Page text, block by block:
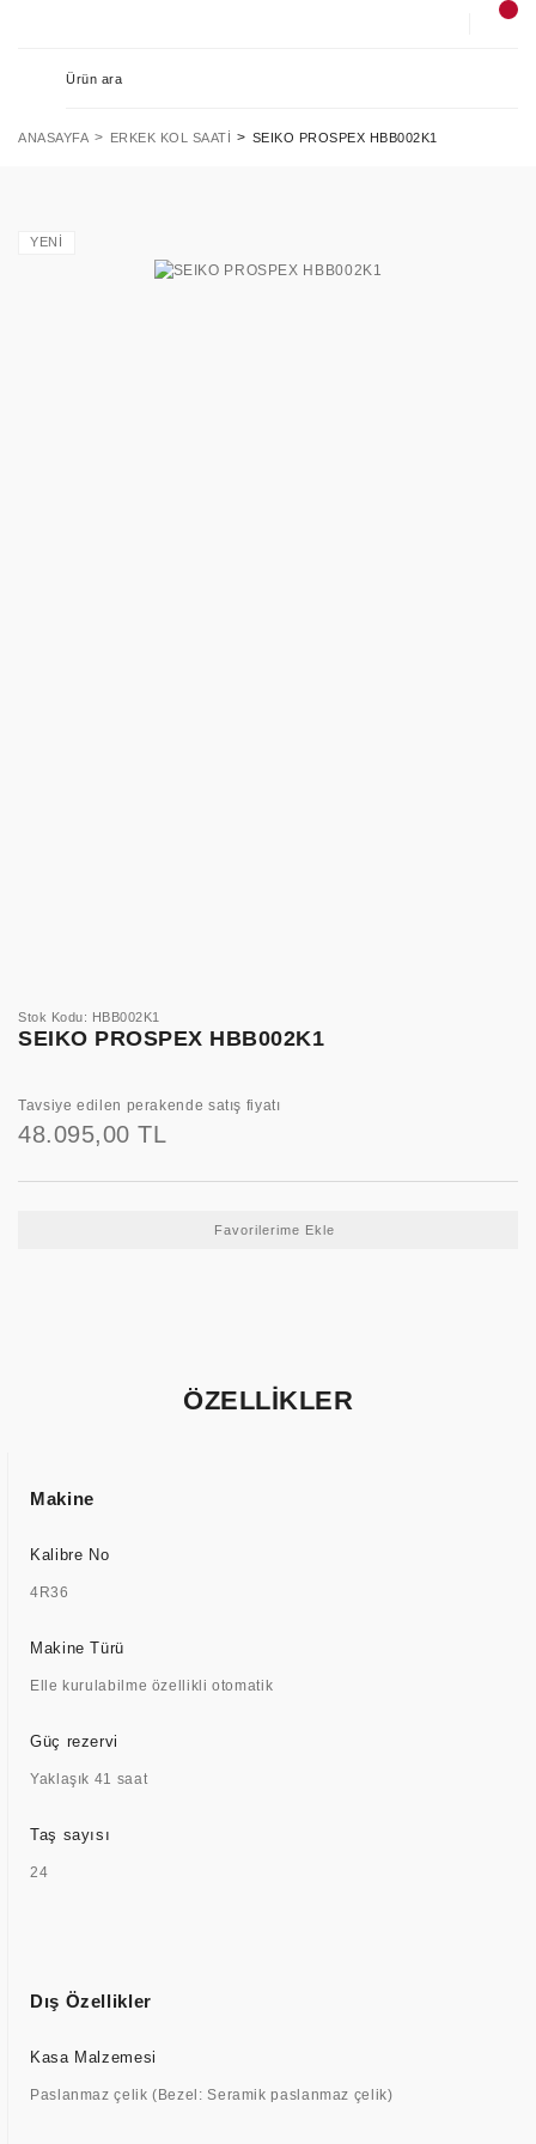
ANASAYFA ERKEK KOL SAATI SEIKO PROSPEX HBB002K1
YENİ
Stok Kodu: HBB002K1
SEIKO PROSPEX HBB002K1
Tavsiye edilen perakende satış fiyatı
48.095,00 TL
ÖZELLİKLER
Makine
Kalibre No
4R36
Makine Türü
Elle kurulabilme özellikli otomatik
Güç rezervi
Yaklaşık 41 saat
Taş sayısı
24
Dış Özellikler
Kasa Malzemesi
Paslanmaz çelik (Bezel: Seramik paslanmaz çelik)